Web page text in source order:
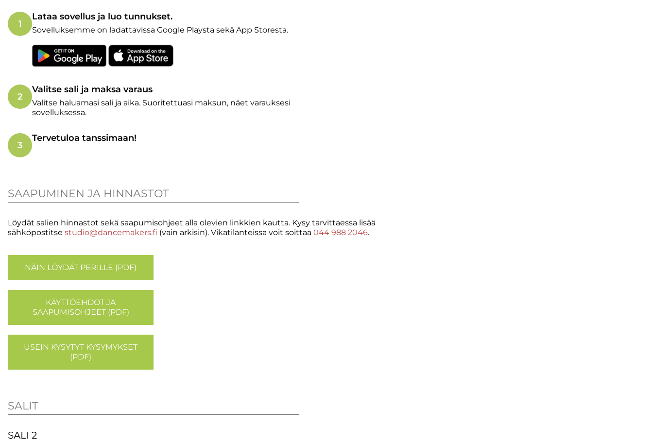
1
Lataa sovellus ja luo tunnukset.
Sovelluksemme on ladattavissa Google Playsta sekä App Storesta.
2
Valitse sali ja maksa varaus
Valitse haluamasi sali ja aika. Suoritettuasi maksun, näet varauksesi
sovelluksessa.
3
Tervetuloa tanssimaan!
SAAPUMINEN JA HINNASTOT
Löydät salien hinnastot sekä saapumisohjeet alla olevien linkkien kautta. Kysy tarvittaessa lisää
sähköpostitse studio@dancemakers.fi (vain arkisin). Vikatilanteissa voit soittaa 044 988 2046.
NÄIN LÖYDÄT PERILLE (PDF)
KÄYTTÖEHDOT JA
SAAPUMISOHJEET (PDF)
USEIN KYSYTYT KYSYMYKSET
(PDF)
SALIT
SALI 2